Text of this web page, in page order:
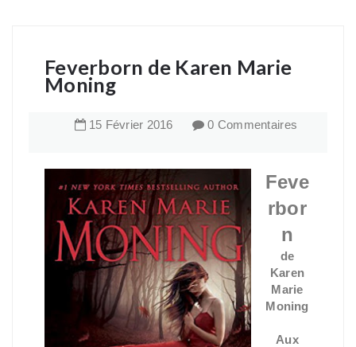
Feverborn de Karen Marie
Moning
15 Février 2016 0 Commentaires
Feve
rbor
n
de
Karen
Marie
Moning
Aux